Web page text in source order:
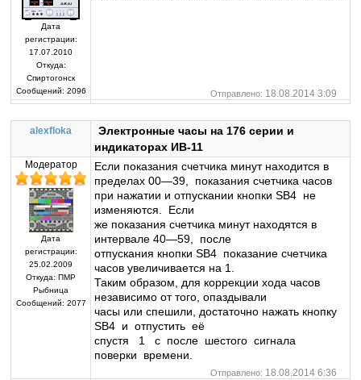
Дата
регистрации:
17.07.2010
Откуда:
Спиртогонск
Сообщений: 2096 Отправлено: 18.08.2014 3:09
alexfloka
Электронные часы на 176 серии и
индикаторах ИВ-11
Модератор
Дата
регистрации:
25.02.2009
Откуда: ПМР
Рыбница
Сообщений: 2077
Если показания счетчика минут находится в
пределах 00—39, показания счетчика часов
при нажатии и отпускании кнопки SB4 не
изменяются. Если
же показания счетчика минут находятся в
интервале 40—59, после
отпускания кнопки SB4 показание счетчика
часов увеличивается на 1.
Таким образом, для коррекции хода часов
независимо от того, опаздывали
часы или спешили, достаточно нажать кнопку
SB4 и отпустить её
спустя 1 с после шестого сигнала
поверки времени.
Отправлено: 18.08.2014 6:36